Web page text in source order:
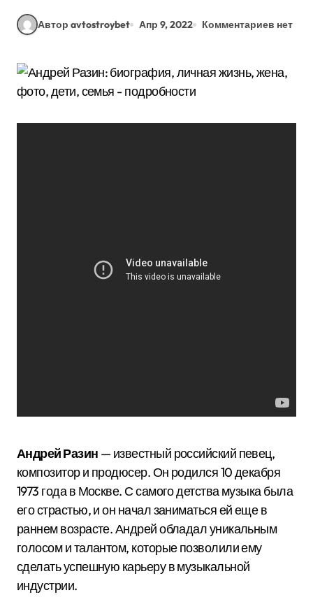
Автор avtostroybet Апр 9, 2022 Комментариев нет
Андрей Разин — известный российский певец,
композитор и продюсер. Он родился 10 декабря
1973 года в Москве. С самого детства музыка была
его страстью, и он начал заниматься ей еще в
раннем возрасте. Андрей обладал уникальным
голосом и талантом, которые позволили ему
сделать успешную карьеру в музыкальной
индустрии.